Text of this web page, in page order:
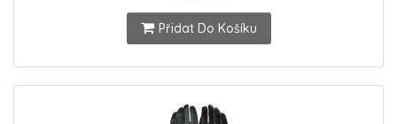
Přidat Do Košíku